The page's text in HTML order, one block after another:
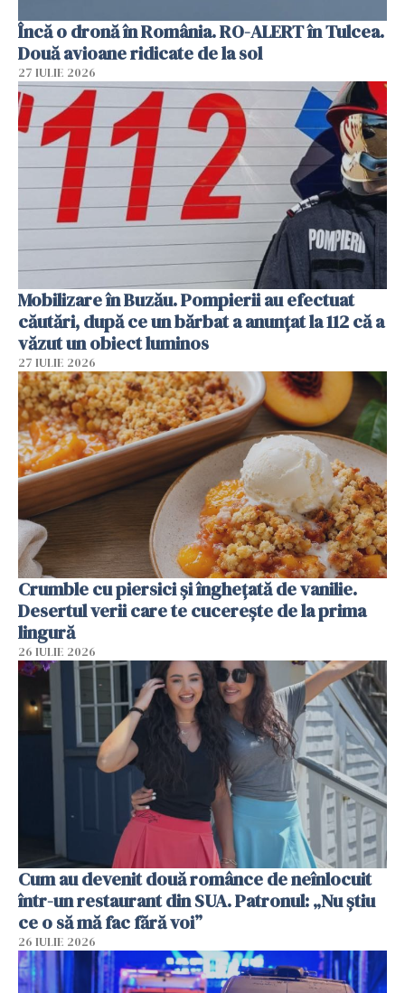
Încă o dronă în România. RO-ALERT în Tulcea.
Două avioane ridicate de la sol
27 IULIE 2026
Mobilizare în Buzău. Pompierii au efectuat
căutări, după ce un bărbat a anunțat la 112 că a
văzut un obiect luminos
27 IULIE 2026
Crumble cu piersici și înghețată de vanilie.
Desertul verii care te cucerește de la prima
lingură
26 IULIE 2026
Cum au devenit două românce de neînlocuit
într-un restaurant din SUA. Patronul: „Nu știu
ce o să mă fac fără voi”
26 IULIE 2026